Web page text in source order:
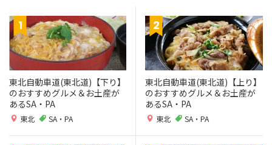
東北自動車道(東北道)【下り】
のおすすめグルメ＆お土産が
あるSA・PA
東北 SA・PA
東北自動車道(東北道)【上り】
のおすすめグルメ＆お土産が
あるSA・PA
東北 SA・PA